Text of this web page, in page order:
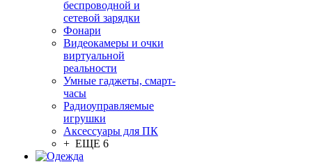
беспроводной и
сетевой зарядки
Фонари
Видеокамеры и очки
виртуальной
реальности
Умные гаджеты, смарт-
часы
Радиоуправляемые
игрушки
Аксессуары для ПК
+ ЕЩЕ 6